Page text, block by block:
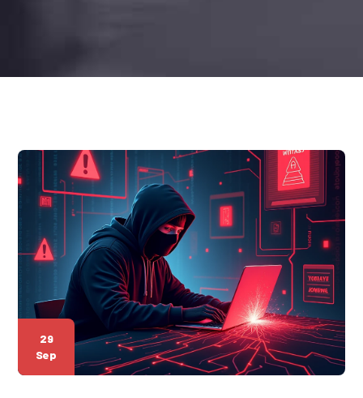
29
Sep